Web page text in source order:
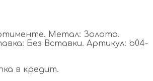
Метал: Золото.
Без Вставки. Артикул: b04-
в кредит.